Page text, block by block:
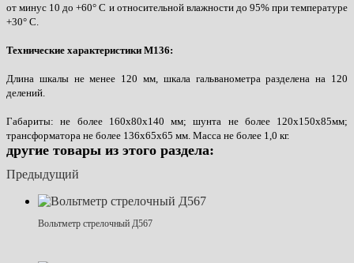
от минус 10 до +60° С и относительной влажности до 95% при температуре
+30° С.
Технические характеристики М136:
Длина шкалы не менее 120 мм, шкала гальванометра разделена на 120
делений.
Габариты: не более 160х80х140 мм; шунта не более 120х150х85мм;
трансформатора не более 136х65х65 мм. Масса не более 1,0 кг.
другие товары из этого раздела:
Предыдущий
Вольтметр стрелочный Д567